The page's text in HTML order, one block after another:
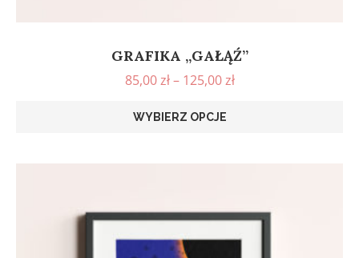
GRAFIKA „GAŁĄŹ”
85,00zł– 125,00zł
WYBIERZ OPCJE